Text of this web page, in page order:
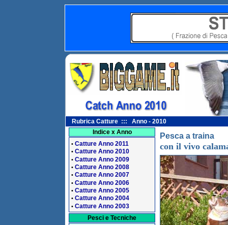
Rubrica Catture ::: Anno - 2010
Indice x Anno
• Catture Anno 2011
• Catture Anno 2010
• Catture Anno 2009
• Catture Anno 2008
• Catture Anno 2007
• Catture Anno 2006
• Catture Anno 2005
• Catture Anno 2004
• Catture Anno 2003
Pesci e Tecniche
Pesca a traina
con il vivo